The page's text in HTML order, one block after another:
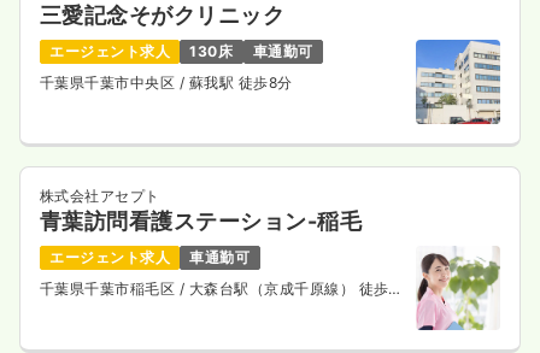
三愛記念そがクリニック
エージェント求人 130床
車通勤可
千葉県千葉市中央区 / 蘇我駅 徒歩8分
株式会社アセプト
青葉訪問看護ステーション-稲毛
エージェント求人
車通勤可
千葉県千葉市稲毛区 / 大森台駅（京成千原線） 徒歩6